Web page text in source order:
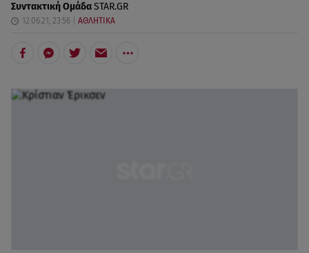
Συντακτική ΟμάδαSTAR.GR
12.06.21, 23:56 ΑΘΛΗΤΙΚΑ